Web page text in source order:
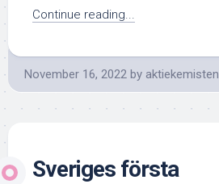
Continue reading...
November 16, 2022 by aktiekemisten
Sveriges första